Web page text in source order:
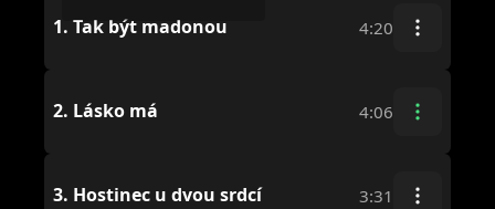
1. Tak být madonou 4:20
2. Lásko má 4:06
3. Hostinec u dvou srdcí 3:31